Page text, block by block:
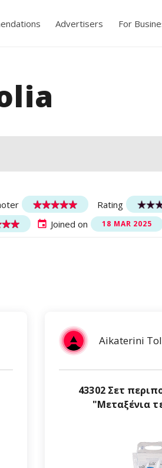
Advertisers For
Rating
Joined on 18 MAR 2025
Aikaterini
43302 Σετ
"Μεταξένια